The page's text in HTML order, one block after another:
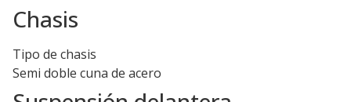
Chasis
Tipo de chasis
Semi doble cuna de acero